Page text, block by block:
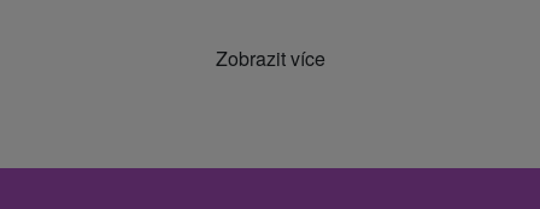
Zobrazit více